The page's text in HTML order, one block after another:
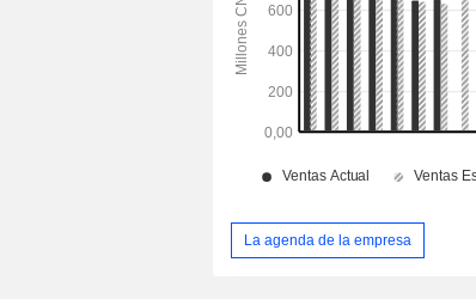
La agenda de la empresa